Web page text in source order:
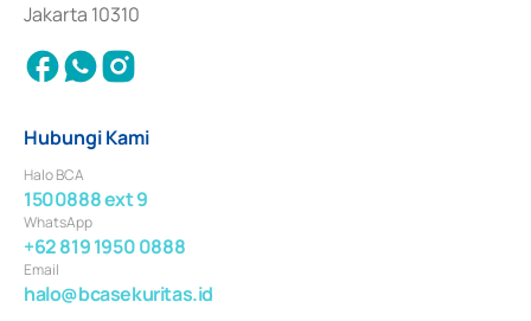
Jakarta 10310
Hubungi Kami
Halo BCA
1500888 ext 9
WhatsApp
+62 819 1950 0888
Email
halo@bcasekuritas.id